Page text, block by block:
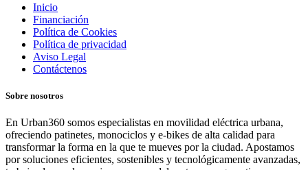
Inicio
Financiación
Política de Cookies
Política de privacidad
Aviso Legal
Contáctenos
Sobre nosotros
En Urban360 somos especialistas en movilidad eléctrica urbana,
ofreciendo patinetes, monociclos y e-bikes de alta calidad para
transformar la forma en la que te mueves por la ciudad. Apostamos
por soluciones eficientes, sostenibles y tecnológicamente avanzadas,